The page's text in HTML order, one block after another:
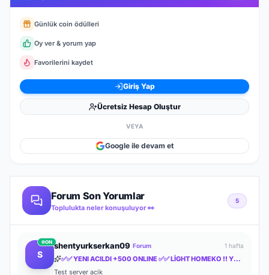
Günlük coin ödülleri
Oy ver & yorum yap
Favorilerini kaydet
Giriş Yap
Ücretsiz Hesap Oluştur
VEYA
Google ile devam et
Forum Son Yorumlar
Toplulukta neler konuşuluyor 👀
5
S
ON shentyurkserkan09 Forum 1 hafta
✅✅ YENI ACILDI +500 ONLINE ✅✅ LİGHT HOMEKO !! YENİ BOX VE DRAGON SHELLER İLE✅✅
Test server acik